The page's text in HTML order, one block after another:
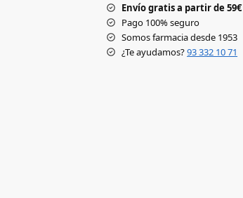
Envío gratis a partir de 59€
Pago 100% seguro
Somos farmacia desde 1953
¿Te ayudamos?93 332 10 71